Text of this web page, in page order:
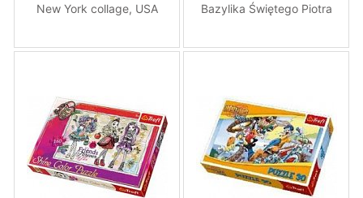
New York collage, USA Bazylika Świętego Piotra